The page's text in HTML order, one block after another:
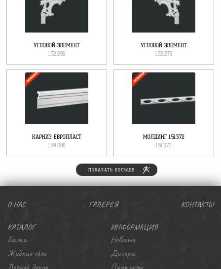
УГЛОВОЙ ЭЛЕМЕНТ
1.52.299
УГЛОВОЙ ЭЛЕМЕНТ
1.52.279
КАРНИЗ ЕВРОПЛАСТ
1.50.296
МОЛДИНГ 1.51.372
1.51.372
ПОКАЗАТЬ БОЛЬШЕ
О НАС ГАЛЕРЕЯ КОНТАКТЫ
КАТАЛОГ
Балки
Жидкие обои
ИНФОРМАЦИЯ
Новости
Дилеры